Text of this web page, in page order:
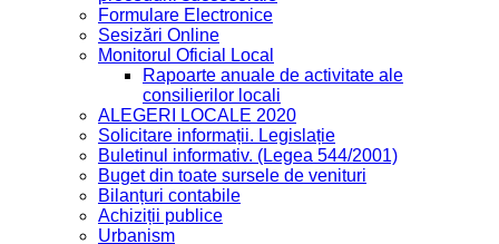
Formulare Electronice
Sesizări Online
Monitorul Oficial Local
Rapoarte anuale de activitate ale
consilierilor locali
ALEGERI LOCALE 2020
Solicitare informații. Legislație
Buletinul informativ. (Legea 544/2001)
Buget din toate sursele de venituri
Bilanțuri contabile
Achiziții publice
Urbanism